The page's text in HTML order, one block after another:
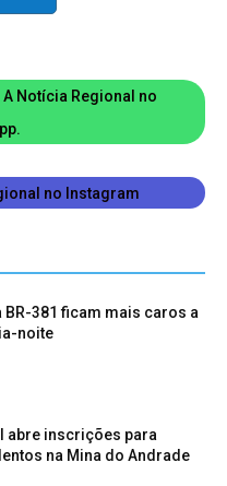
já em andamento,
local tenha mais
Notícia Regional no
no Instagram
BR-381 ficam mais caros a
noite
abre inscrições para
na Mina do Andrade